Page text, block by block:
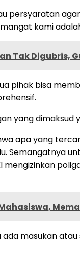
persyaratan
kami
Tak Digubris,
pihak bisa
yang
apa yang
Semangatnya
ada masukan